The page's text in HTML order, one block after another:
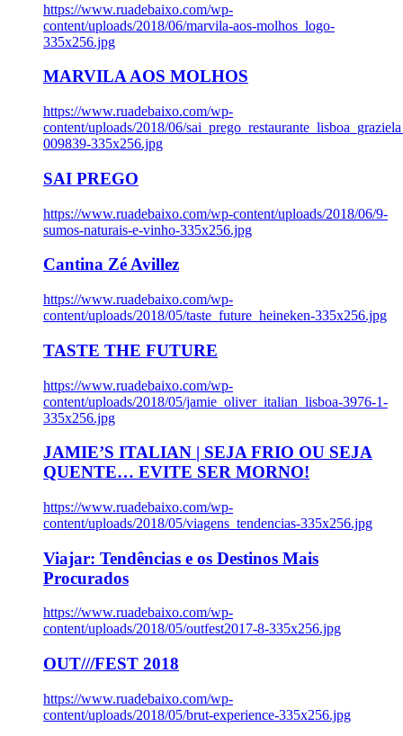
https://www.ruadebaixo.com/wp-
content/uploads/2018/06/marvila-aos-molhos_logo-
335x256.jpg
MARVILA AOS MOLHOS
https://www.ruadebaixo.com/wp-
content/uploads/2018/06/
009839-335x256.jpg
SAI PREGO
https://www.ruadebaixo.com/wp-content/uploads/2018/06/9-
sumos-naturais-e-vinho-335x256.jpg
Cantina Zé Avillez
https://www.ruadebaixo.com/wp-
content/uploads/2018/05/taste_future_heineken-335x256.jpg
TASTE THE FUTURE
https://www.ruadebaixo.com/wp-
content/uploads/2018/05/jamie_oliver_italian_lisboa-3976-1-
335x256.jpg
JAMIE’S ITALIAN | SEJA FRIO OU SEJA
QUENTE… EVITE SER MORNO!
https://www.ruadebaixo.com/wp-
content/uploads/2018/05/viagens_tendencias-335x256.jpg
Viajar: Tendências e os Destinos Mais
Procurados
https://www.ruadebaixo.com/wp-
content/uploads/2018/05/outfest2017-8-335x256.jpg
OUT///FEST 2018
https://www.ruadebaixo.com/wp-
content/uploads/2018/05/brut-experience-335x256.jpg